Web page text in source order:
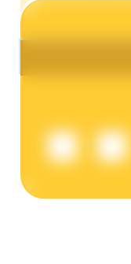
Codziennie